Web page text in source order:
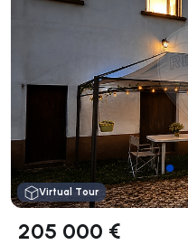
Virtual Tour
205 000 €